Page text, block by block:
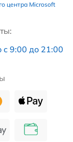
центра Microsoft
с 9:00 до 21:00